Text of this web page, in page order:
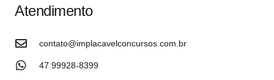
Atendimento
contato@implacavelconcursos.com.br
47 99928-8399